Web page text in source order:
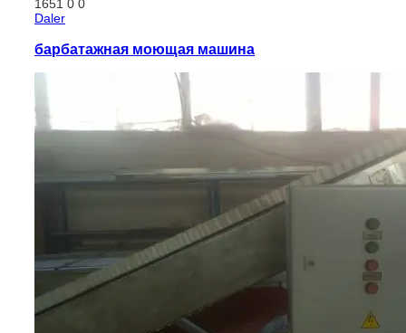
1651 0 0
Daler
барбатажная моющая машина